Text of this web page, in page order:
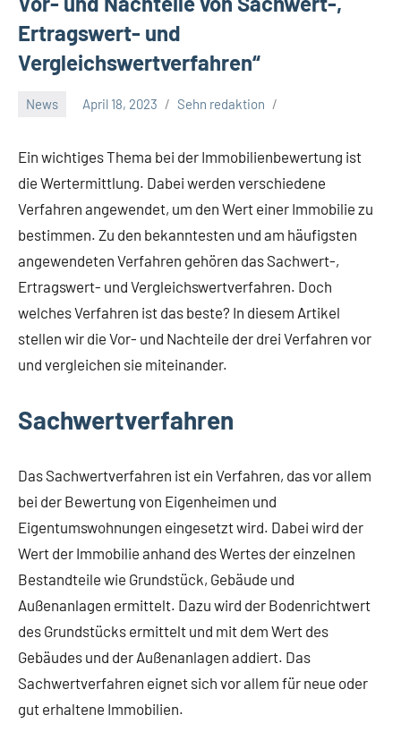
Ertragswert- und
Vergleichswertverfahren“
News April 18, 2023 Sehn redaktion
Ein wichtiges Thema bei der Immobilienbewertung ist
die Wertermittlung. Dabei werden verschiedene
Verfahren angewendet, um den Wert einer Immobilie zu
bestimmen. Zu den bekanntesten und am häufigsten
angewendeten Verfahren gehören das Sachwert-,
Ertragswert- und Vergleichswertverfahren. Doch
welches Verfahren ist das beste? In diesem Artikel
stellen wir die Vor- und Nachteile der drei Verfahren vor
und vergleichen sie miteinander.
Sachwertverfahren
Das Sachwertverfahren ist ein Verfahren, das vor allem
bei der Bewertung von Eigenheimen und
Eigentumswohnungen eingesetzt wird. Dabei wird der
Wert der Immobilie anhand des Wertes der einzelnen
Bestandteile wie Grundstück, Gebäude und
Außenanlagen ermittelt. Dazu wird der Bodenrichtwert
des Grundstücks ermittelt und mit dem Wert des
Gebäudes und der Außenanlagen addiert. Das
Sachwertverfahren eignet sich vor allem für neue oder
gut erhaltene Immobilien.